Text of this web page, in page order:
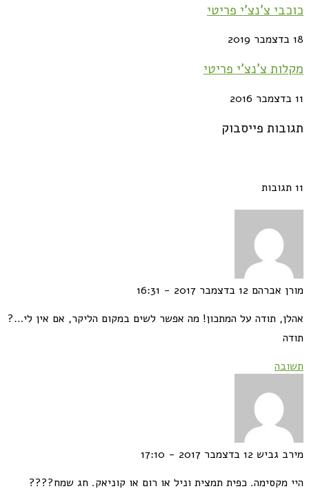
צ'נצ'י פריטי
צ'נצ'י פריטי
פייסבוק
אברהם 12 בדצמבר 2017 - 16:31
תודה על המתכון! מה אפשר לשים במקום הליקר, אם אין לי…?
גביש 12 בדצמבר 2017 - 17:10
מקסימה. כפית תמצית וניל או רום או קוניאק. חג שמח????